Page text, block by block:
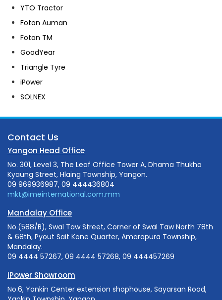
YTO Tractor
Foton Auman
Foton TM
GoodYear
Triangle Tyre
iPower
SOLNEX
Contact Us
Yangon Head Office
No. 301, Level 3, The Leaf Office Tower A, Dhama Thukha
Kyaung Street, Hlaing Township, Yangon.
09 969936987, 09 444436804
mkt@imeinternational.com.mm
Mandalay Office
No.(588/B), Swal Taw Street, Corner of Swal Taw North 78th
& 68th, Pyout Sait Kone Quarter, Amarapura Township,
Mandalay.
09 4444 57267, 09 4444 57268, 09 444457269
iPower Showroom
No.6, Yankin Center extension shophouse, Sayarsan Road,